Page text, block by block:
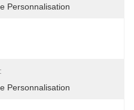
Personnalisation
Personnalisation